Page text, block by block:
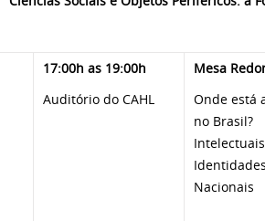
17:00h as 19:00h
Auditório do CAHL
Mesa
Onde está
no Brasil?
Identidades
Nacionais